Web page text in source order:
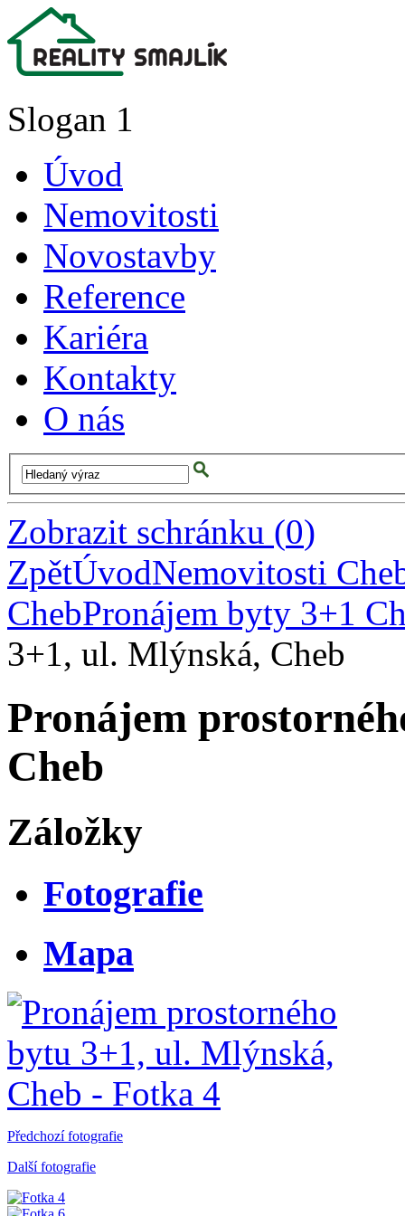
Slogan 1
Úvod
Nemovitosti
Novostavby
Reference
Kariéra
Kontakty
O nás
Zobrazit schránku (0)
ZpětÚvodNemovitosti
ChebPronájem byty 3+1
3+1, ul. Mlýnská, Cheb
Pronájem
Cheb
Záložky
Fotografie
Mapa
Předchozí fotografie
Další fotografie